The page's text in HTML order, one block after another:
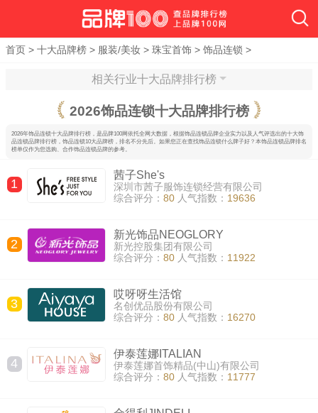
首页 > 十大品牌榜 > 服装/美妆 > 珠宝首饰 > 饰品连锁 >
相关行业十大品牌排行榜
2026饰品连锁十大品牌排行榜
2026年饰品连锁十大品牌排行榜，是品牌100网依托全网大数据，根据饰品连锁品牌企业实力以及人气评选出的十大饰
品连锁品牌排行榜，饰品连锁10大品牌榜，排名不分先后。如果您正在查找饰品连锁什么牌子好？本饰品连锁品牌排名
榜单仅作为您选购、合作饰品连锁品牌的参考。
1
茜子She's
深圳市茜子服饰连锁经营有限公司
综合评分： 80 人气指数： 19636
2
新光饰品NEOGLORY
新光控股集团有限公司
综合评分： 80 人气指数： 11922
3
哎呀呀生活馆
名创优品股份有限公司
综合评分： 80 人气指数： 16270
4
伊泰莲娜ITALIAN
伊泰莲娜首饰精品(中山)有限公司
综合评分： 80 人气指数： 11777